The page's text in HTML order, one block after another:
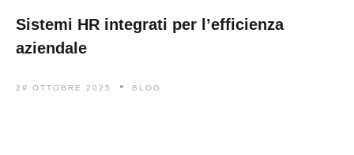
Sistemi HR integrati per l’efficienza
aziendale
29 OTTOBRE 2025 BLOG